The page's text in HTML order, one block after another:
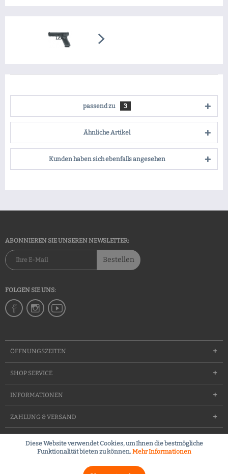
passend zu 3
Ähnliche Artikel
Kunden haben sich ebenfalls angesehen
ABONNIEREN SIE UNSEREN NEWSLETTER:
Bestellen
FOLGEN SIE UNS:
ÖFFNUNGSZEITEN
SHOP SERVICE
INFORMATIONEN
ZAHLUNG & VERSAND
Groessentabelle Team Waffenfuererschein Kontakt
Diese Website verwendet Cookies, um Ihnen die bestmögliche
Funktionalität bieten zu können.Mehr Informationen